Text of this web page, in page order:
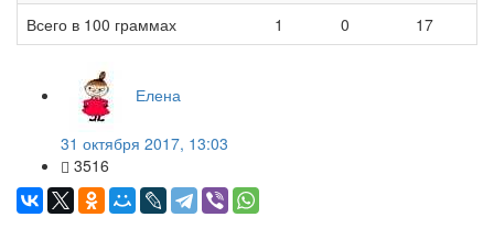
Всего в 100 граммах
1 0 17
Елена
31 октября 2017, 13:03
3516